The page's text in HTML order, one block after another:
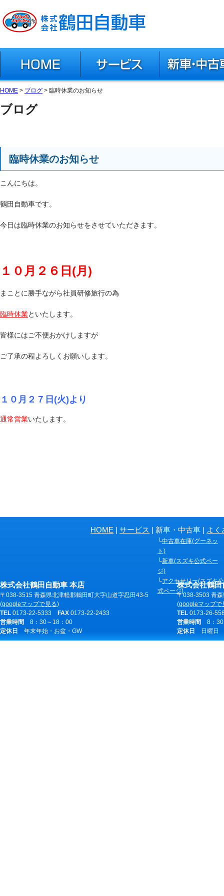
幸せ家族に寄り添う車を。
HOME サービス
新車・中古車
HOME > ブログ > 臨時休業のお知らせ
ブログ
臨時休業のお知らせ
こんにちは。
鶴田自動車です。
今日は臨時休業のお知らせをさせていただきます。
１０月２６日(月)
まことに勝手ながら社員研修旅行の為
臨時休業といたします。
皆様にはご不便おかけしますが
ご了承の程よろしくお願いします。
１０月２７日(火)より
通常営業いたします。
通
情
報
HOME サービス 新車・中古車
中古車在庫(グーネッ
ト)
新車(スズキ公式ペー
ジ)
アクセサリー(スズキ公
式ページ)
よく
株式会社鶴田自動車 本店
〒038-3515 青森県北津軽郡鶴田町大字山道字忍田43-5
(googleマップで見る)
TEL 0173-22-5333 FAX 0173-22-2433
営業時間 8：30～18：00
定休日
年末年始・お盆・GW
株式会社鶴
〒038-3503 青
(googleマップで
TEL 0173-26-
営業時間 8：30
定休日
日曜日